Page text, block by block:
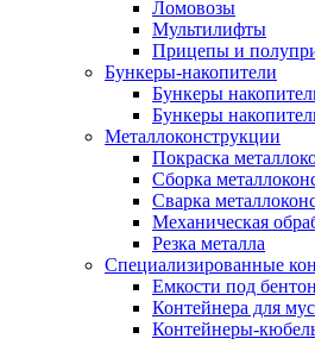
Ломовозы
Мультилифты
Прицепы и
Бункеры-накопители
Бункеры
Бункеры
Металлоконструкции
Покраска
Сборка
Сварка
Механическая
Резка металла
Специализированные
Емкости под
Контейнера для
Контейнеры-